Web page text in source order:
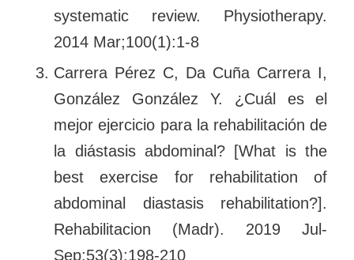
systematic review. Physiotherapy.
2014 Mar;100(1):1-8
Carrera Pérez C, Da Cuña Carrera I,
González González Y. ¿Cuál es el
mejor ejercicio para la rehabilitación de
la diástasis abdominal? [What is the
best exercise for rehabilitation of
abdominal diastasis rehabilitation?].
Rehabilitacion (Madr). 2019 Jul-
Sep;53(3):198-210